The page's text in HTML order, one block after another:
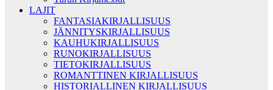
LAJIT
FANTASIAKIRJALLISUUS
JÄNNITYSKIRJALLISUUS
KAUHUKIRJALLISUUS
RUNOKIRJALLISUUS
TIETOKIRJALLISUUS
ROMANTTINEN KIRJALLISUUS
HISTORIALLINEN KIRJALLISUUS